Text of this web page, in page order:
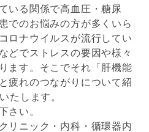
いる関係で高血圧・糖尿
でのお悩みの方が多くいら
ロナウイルスが流行してい
どでストレスの要因や様々
ます。そこでそれ「肝機能
疲れのつながりについて紹
たします。
さい。
リニック・内科・循環器内